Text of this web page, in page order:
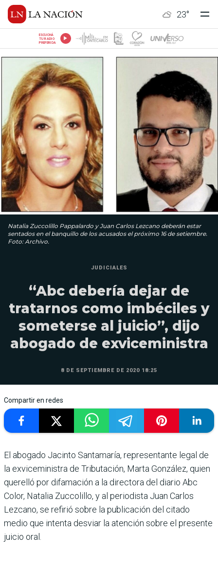
23°
ESCUCHÁ
TU RADIO
PREFERIDA
Natalia Zuccolillo Pappalardo y Juan Carlos Lezcano deberán estar
sentados en el banquillo de los acusados el próximo 16 de setiembre.
Foto: Archivo.
JUDICIALES
“Abc debería dejar de
tratarnos como imbéciles y
someterse al juicio”, dijo
abogado de exviceministra
8 DE SEPTIEMBRE DE 2020 18:25
Compartir en redes
El abogado Jacinto Santamaría, representante legal de
la exviceministra de Tributación, Marta González, quien
querelló por difamación a la directora del diario Abc
Color, Natalia Zuccolillo, y al periodista Juan Carlos
Lezcano, se refirió sobre la publicación del citado
medio que intenta desviar la atención sobre el presente
juicio oral.